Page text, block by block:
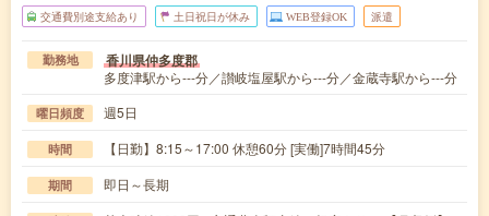
交通費別途支給あり 土日祝日が休み WEB登録OK 派遣
勤務地 香川県仲多度郡
多度津駅から---分／讃岐塩屋駅から---分／金蔵寺駅から---分
曜日頻度 週5日
時間 【日勤】8:15～17:00 休憩60分 [実働]7時間45分
期間 即日～長期